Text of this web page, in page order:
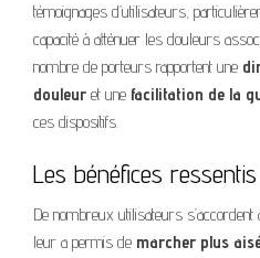
témoignages d’utilisateurs,
capacité à atténuer les douleurs
nombre de porteurs rapportent une
douleur et une facilitation de la
ces dispositifs.
Les bénéfices
De nombreux utilisateurs s’accordent
leur a permis de marcher plus